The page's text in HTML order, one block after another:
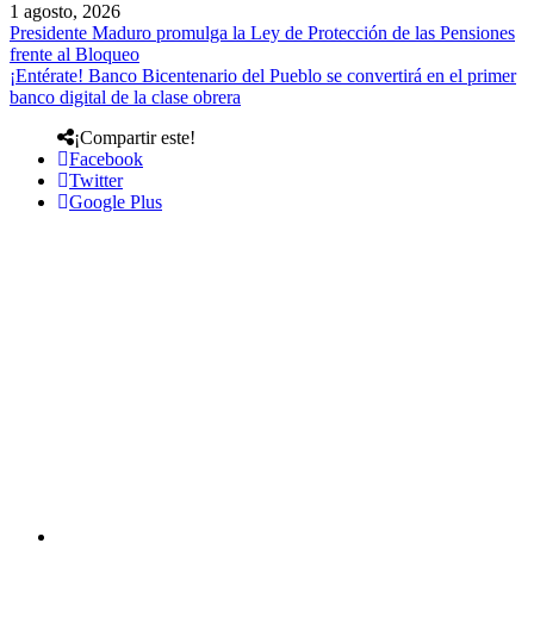
1 agosto, 2026
Presidente Maduro promulga la Ley de Protección de las Pensiones
frente al Bloqueo
¡Entérate! Banco Bicentenario del Pueblo se convertirá en el primer
banco digital de la clase obrera
¡Compartir este!
Facebook
Twitter
Google Plus